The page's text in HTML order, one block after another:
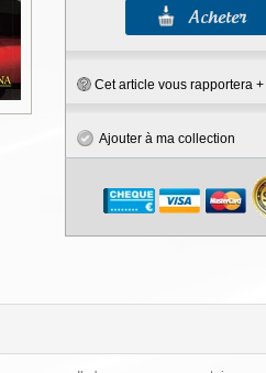
Cet article vous rapportera +
Ajouter à ma collection